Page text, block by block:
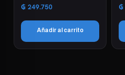
₲ 249.750
Añadir al carrito
₲